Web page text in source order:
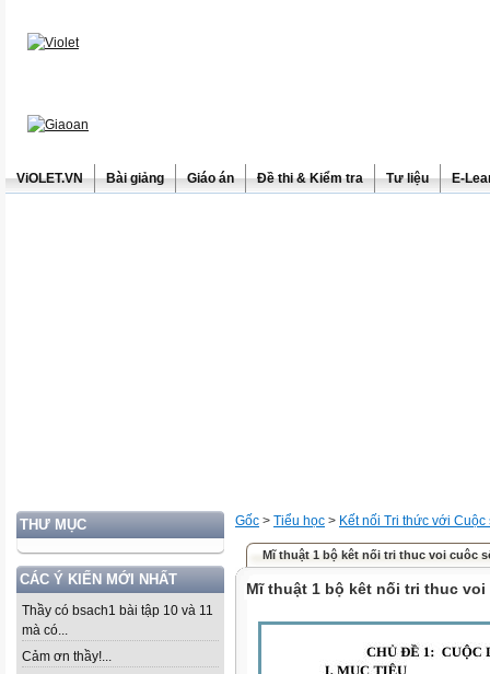
ViOLET.VN Bài giảng Giáo án Đề thi & Kiểm tra Tư liệu E-
THƯ MỤC
CÁC Ý KIẾN MỚI NHẤT
Thầy có bsach1 bài tập 10 và 11
mà có...
Cảm ơn thầy!...
Gốc > Tiểu học > Kết nối Tri thức với Cuộc
Mĩ thuật 1 bộ kêt nối tri thuc voi cuôc
Mĩ thuật 1 bộ kêt nối tri thuc